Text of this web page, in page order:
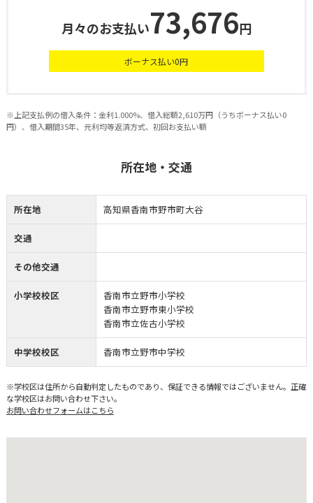
月々のお支払い73,676円
ボーナス払い0円
※上記支払例の借入条件：金利1.000%、借入総額2,610万円（うちボーナス払い0
円）、借入期間35年、元利均等返済方式、初回お支払い額
所在地・交通
所在地 高知県香南市野市町大谷
交通
その他交通
小学校校区
香南市立野市小学校
香南市立野市東小学校
香南市立佐古小学校
中学校校区 香南市立野市中学校
※学校区は住所から自動判定したものであり、保証できる情報ではございません。正確
な学校区はお問い合わせ下さい。
お問い合わせフォームはこちら